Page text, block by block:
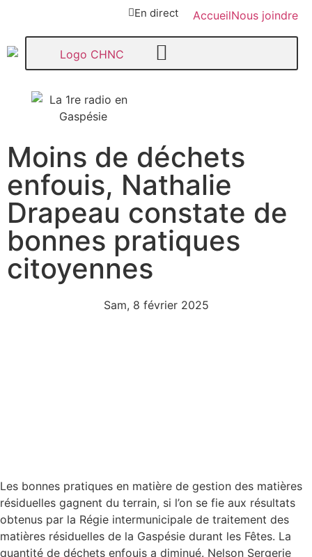
En direct AccueilNous joindre
107,1
Paspébiac
Moins de déchets
enfouis, Nathalie
Drapeau constate de
bonnes pratiques
citoyennes
Sam, 8 février 2025
Les bonnes pratiques en matière de gestion des matières
résiduelles gagnent du terrain, si l’on se fie aux résultats
obtenus par la Régie intermunicipale de traitement des
matières résiduelles de la Gaspésie durant les Fêtes. La
quantité de déchets enfouis a diminué. Nelson Sergerie